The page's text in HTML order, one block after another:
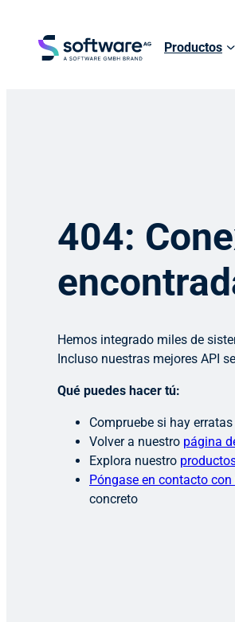
Productos
404:
Hemos integrado miles de
Incluso nuestras mejores API
Qué puedes hacer tú:
Compruebe si hay erratas
Volver a nuestro página
Explora nuestro
Póngase en contacto
concreto